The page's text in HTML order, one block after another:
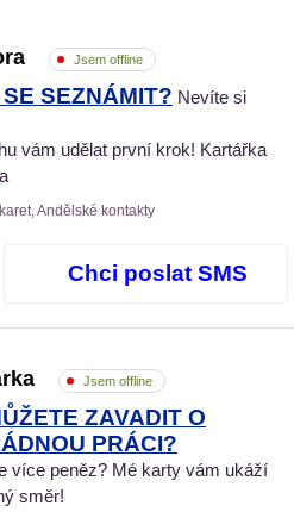
Jsem offline
SEZNÁMIT? Nevíte si
vám udělat první krok! Kartářka
Andělské kontakty
Chci poslat SMS
Jsem offline
ZAVADIT O
PRÁCI?
více peněz? Mé karty vám ukáží
směr!